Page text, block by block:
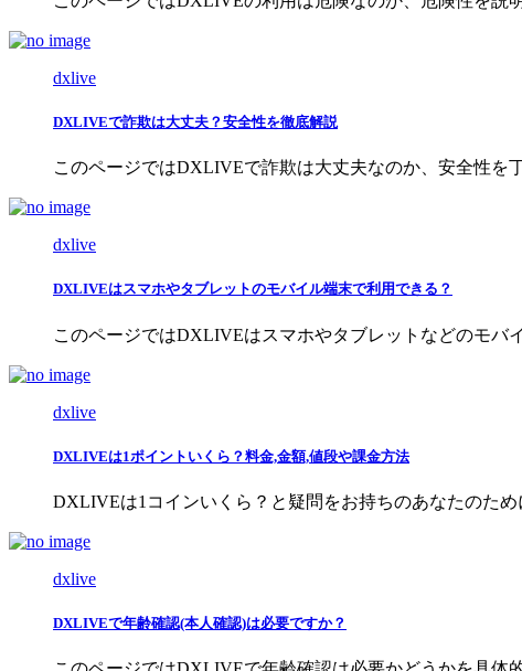
dxlive
DXLIVEで詐欺は大丈夫？安全性を徹底解説
このページではDXLIVEで詐欺は大丈夫なのか、安全性を
dxlive
DXLIVEはスマホやタブレットのモバイル端末で利用できる？
このページではDXLIVEはスマホやタブレットなどのモバ
dxlive
DXLIVEは1ポイントいくら？料金,金額,値段や課金方法
DXLIVEは1コインいくら？と疑問をお持ちのあなたのた
dxlive
DXLIVEで年齢確認(本人確認)は必要ですか？